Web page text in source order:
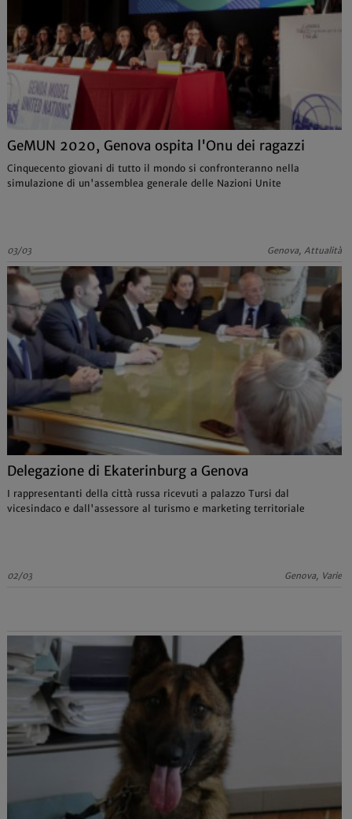
GeMUN 2020, Genova ospita l'Onu dei ragazzi
Cinquecento giovani di tutto il mondo si confronteranno nella
simulazione di un'assemblea generale delle Nazioni Unite
03/03 Genova, Attualità
Delegazione di Ekaterinburg a Genova
I rappresentanti della città russa ricevuti a palazzo Tursi dal
vicesindaco e dall'assessore al turismo e marketing territoriale
02/03 Genova, Varie